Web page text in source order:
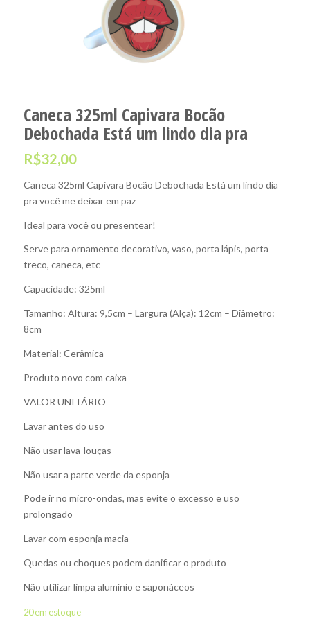
Caneca 325ml Capivara Bocão
Debochada Está um lindo dia pra
R$32,00
Caneca 325ml Capivara Bocão Debochada Está um lindo dia
pra você me deixar em paz
Ideal para você ou presentear!
Serve para ornamento decorativo, vaso, porta lápis, porta
treco, caneca, etc
Capacidade: 325ml
Tamanho: Altura: 9,5cm – Largura (Alça): 12cm – Diâmetro:
8cm
Material: Cerâmica
Produto novo com caixa
VALOR UNITÁRIO
Lavar antes do uso
Não usar lava-louças
Não usar a parte verde da esponja
Pode ir no micro-ondas, mas evite o excesso e uso
prolongado
Lavar com esponja macia
Quedas ou choques podem danificar o produto
Não utilizar limpa alumínio e saponáceos
20 em estoque